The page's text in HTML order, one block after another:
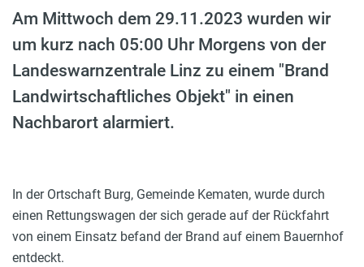
Am Mittwoch dem 29.11.2023 wurden wir
um kurz nach 05:00 Uhr Morgens von der
Landeswarnzentrale Linz zu einem "Brand
Landwirtschaftliches Objekt" in einen
Nachbarort alarmiert.
In der Ortschaft Burg, Gemeinde Kematen, wurde durch
einen Rettungswagen der sich gerade auf der Rückfahrt
von einem Einsatz befand der Brand auf einem Bauernhof
entdeckt.